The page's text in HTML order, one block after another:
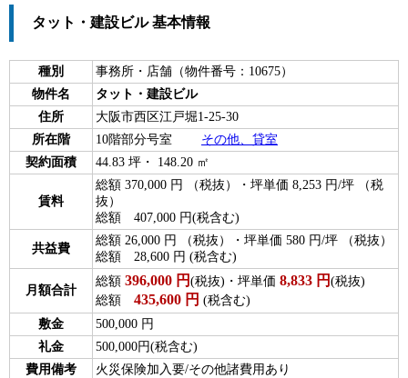
タット・建設ビル 基本情報
種別
事務所・店舗（物件番号：10675）
物件名
タット・建設ビル
住所
大阪市西区江戸堀1-25-30
所在階
10階部分号室 その他、貸室
契約面積
44.83 坪・ 148.20 ㎡
賃料
総額 370,000 円 （税抜）・坪単価 8,253 円/坪 （税
抜）
総額 407,000 円(税含む)
共益費
総額 26,000 円 （税抜）・坪単価 580 円/坪 （税抜）
総額 28,600 円 (税含む)
月額合計
総額 396,000 円 (税抜)・坪単価 8,833 円 (税抜)
総額 435,600 円 (税含む)
敷金
500,000 円
礼金
500,000円(税含む)
費用備考
火災保険加入要/その他諸費用あり